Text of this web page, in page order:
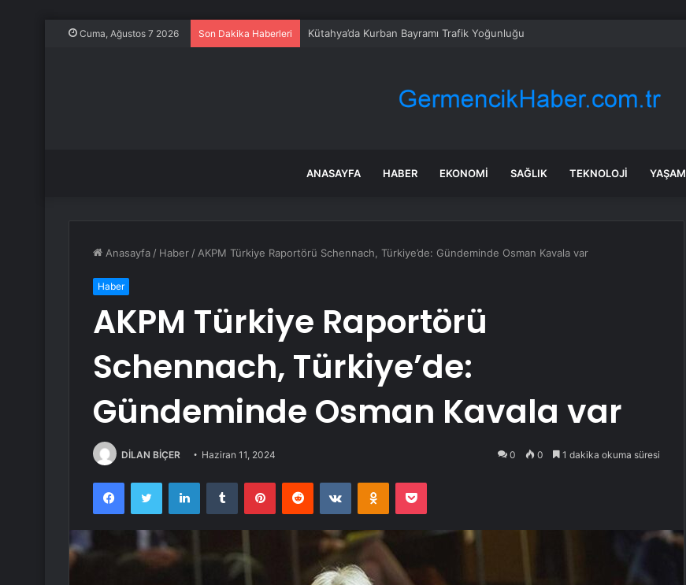
Cuma, Ağustos 7 2026 Son Dakika Haberleri Kütahya’da Kurban Bayramı Trafik Yoğunluğu
ANASAYFA HABER EKONOMI SAĞLIK TEKNOLOJI YAŞAM
Anasayfa / Haber / AKPM Türkiye Raportörü Schennach, Türkiye’de: Gündeminde Osman Kavala var
Haber
AKPM Türkiye Raportörü
Schennach, Türkiye’de:
Gündeminde Osman Kavala var
DİLAN BİÇER Haziran 11, 2024 0 0 1 dakika okuma süresi
FacebookTwitter LinkedInTumblr PinterestReddit VKontakteOdnoklassniki
Pocket